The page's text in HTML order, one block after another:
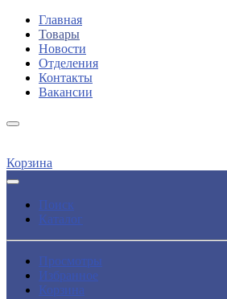
Главная
Товары
Новости
Отделения
Контакты
Вакансии
Корзина
Поиск
Каталог
Просмотры
Избранное
Корзина